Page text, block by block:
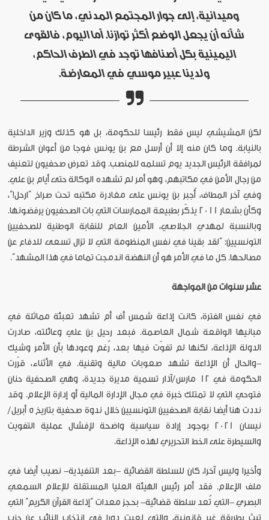
وميدانية، إلى جوار المجتمع المدني، ما كان من
شأنه أن يجعل الوضع أكثر توازنا. أما اليوم، فالقوى
اليمينية بكل أصنافها توجد في الطرف الحاكم،
ولدينا عبير موسي في المعارضة.
لكن المشيشي ليس فقط رئيسا للحكومة، بل هو كذلك وزير الداخلية
بالنيابة. وما كان منه إلا أن أرسل مع بن يونس فوجا من أعوان الشرطة
لمرافقة الرئيس الجديد يوم تسلمه للمنصب. وقد تعرض صحفيون لتعنيف
من رجال الأمن في مكاتبهم، وهو أمر لم تشهده الوكالة حتى أيام بن علي.
وفي آخر المطاف، أُجبر بن يونس على مغادرة مكتبه تحت صراخ “ارحل!”،
وكأن بشعار 2011 يذكّر بطبيعة الممارسات التي بات الصحفيون يرفضونها.
وبالنسبة لمهدي الجلاصي، الأمين العام للنقابة الوطنية للصحفيين
التونسيين: “لقد بقينا في نفس المنظومة التي لا تزال تسعى للدفاع عن
مصالحها. كل ما في الأمر هو أن النهضة اندمجت تماما في هذا المشهد”.
عشر سنوات من المواجهة
في نفس الفترة، كانت إذاعة شمس أف أم تشهد تعبئة مماثلة في
مبانيها الواقعة شمال العاصمة. فبعد رحيل بن علي وعائلته، صادرت
الدولة الإذاعة، لكنها لم تفوّت فيها بعد، رُغم وعودها بأن الأمر وشيك
-والحال أن الإذاعة تشهد صعوبات مالية وتقنية. في الأثناء، قرّرت
الحكومة في 12 مارس/آذار تسمية مديرة جديدة، وهي الصحفية حنان
فتوحي التي لا تمتلك خبرة في مجال الإدارة المالية أو إدارة الإعلام. وقد
نددت هنا أيضا نقابة الصحفيين التونسيين خلال ندوة صحفية بتاريخ 5 أبريل/
نيسان 2021 بوجود إرادة سياسية واضحة لإفشال عملية التفويت
والسيطرة على الخط التحريري لهذه الإذاعة.
وأخيرا وليس آخرا، كان للسلطة القضائية -بعد التنفيذية- نصيب أيضا في
ملف الإعلام. فقد أمر رئيس الهيئة العليا المستقلة للإعلام السمعي
البصري -التي تُعد سلطة قضائية- بحجز معدات “إذاعة القرآن الكريم” التي
تبث بطريقة غير قانونية، والتي لعبت دورا في انتخاب النائب عن حزب